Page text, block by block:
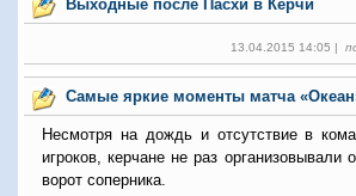
Выходные после Пасхи в Керчи
13.04.2015 14:05 |
Самые яркие моменты матча
Несмотря на дождь и отсутствие в
игроков, керчане не раз
ворот соперника.